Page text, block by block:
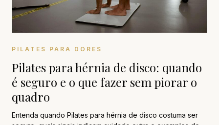
PILATES PARA DORES
Pilates para hérnia de disco: quando
é seguro e o que fazer sem piorar o
quadro
Entenda quando Pilates para hérnia de disco costuma ser